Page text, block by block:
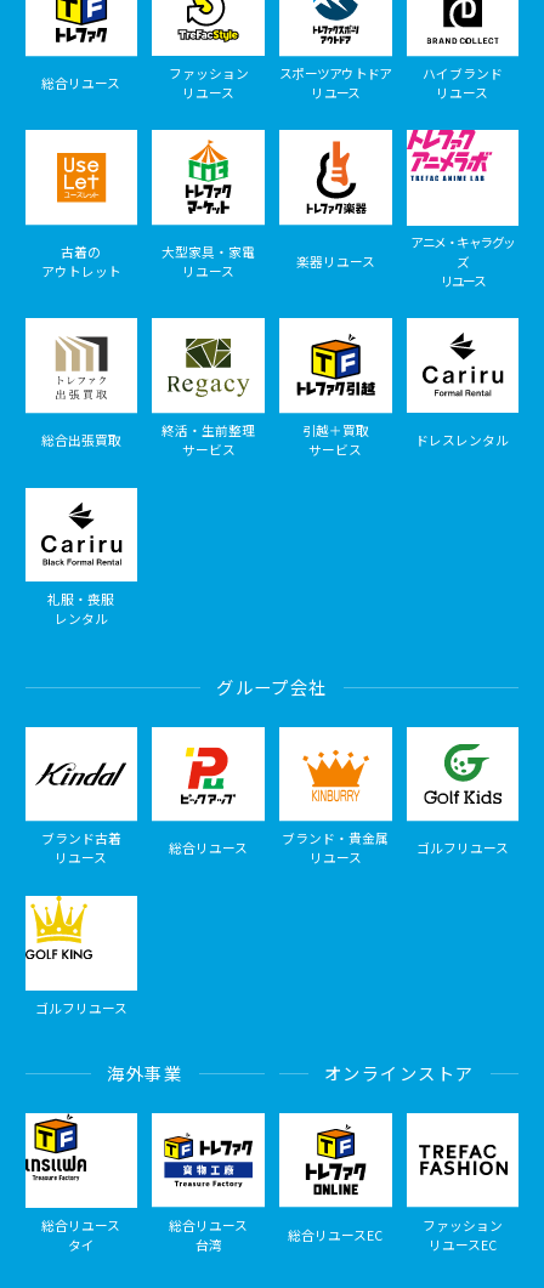
総合リユース
ファッション
リユース
スポーツアウトドア
リユース
ハイブランド
リユース
古着の
アウトレット
大型家具・家電
リユース
楽器リユース
アニメ・キャラグッ
ズ
リユース
総合出張買取
終活・生前整理
サービス
引越＋買取
サービス
ドレスレンタル
礼服・喪服
レンタル
グループ会社
ブランド古着
リユース
総合リユース
ブランド・貴金属
リユース
ゴルフリユース
ゴルフリユース
海外事業
総合リユース
タイ
総合リユース
台湾
オンラインストア
総合リユースEC
ファッション
リユースEC